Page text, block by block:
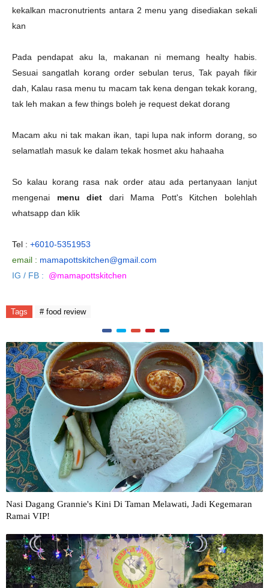
kekalkan macronutrients antara 2 menu yang disediakan sekali
kan
Pada pendapat aku la, makanan ni memang healty habis.
Sesuai sangatlah korang order sebulan terus, Tak payah fikir
dah, Kalau rasa menu tu macam tak kena dengan tekak korang,
tak leh makan a few things boleh je request dekat dorang
Macam aku ni tak makan ikan, tapi lupa nak inform dorang, so
selamatlah masuk ke dalam tekak hosmet aku hahaaha
So kalau korang rasa nak order atau ada pertanyaan lanjut
mengenai menu diet dari Mama Pott's Kitchen bolehlah
whatsapp dan klik
Tel : +6010-5351953
email : mamapottskitchen@gmail.com
IG / FB : @mamapottskitchen
Tags # food review
Nasi Dagang Grannie's Kini Di Taman Melawati, Jadi Kegemaran
Ramai VIP!